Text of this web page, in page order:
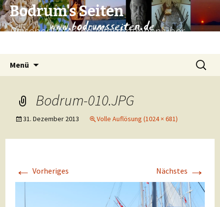
Bodrum's Seiten
Reiseberichte und Informationen über
Menü
Suchen
nach:
Bodrum-010.JPG
31. Dezember 2013 Volle Auflösung (1024 × 681)
← Vorheriges Nächstes →